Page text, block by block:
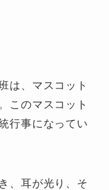
は、マスコット
このマスコット
行事になってい
、耳が光り、そ